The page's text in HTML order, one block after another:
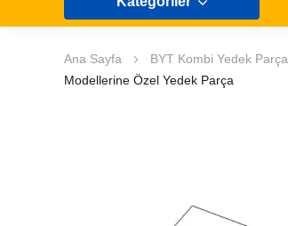
Ana Sayfa BYT Kombi Yedek Parça
Modellerine Özel Yedek Parça